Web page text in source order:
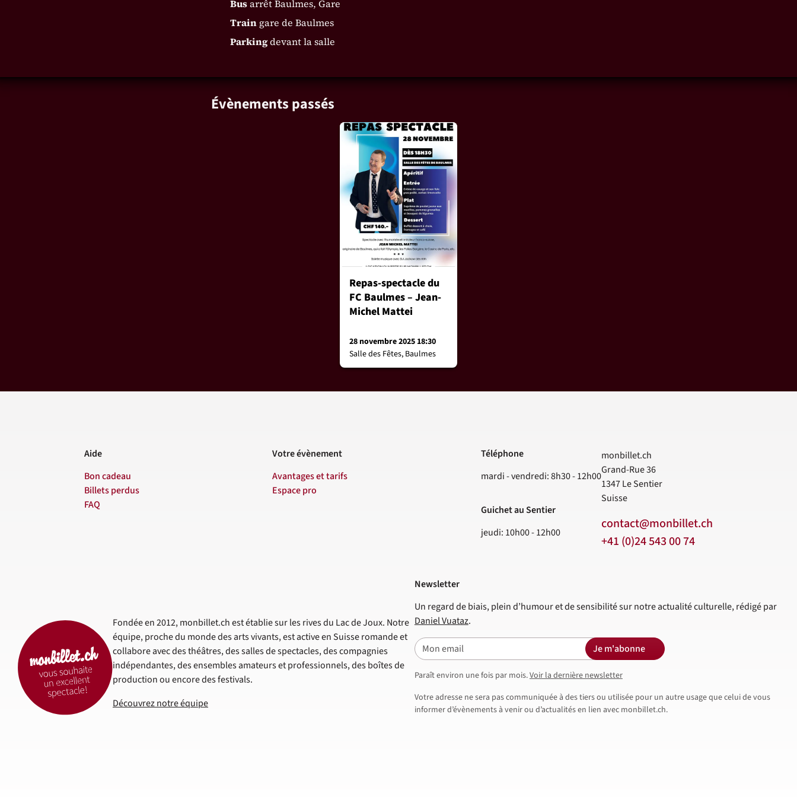
Busarrêt Baulmes, Gare
Train gare de Baulmes
Parkingdevant la salle
Évènements passés
Repas-spectacle du
FC Baulmes – Jean-
Michel Mattei
28 novembre 2025 18:30
Salle des Fêtes, Baulmes
Aide
Bon cadeau
Billets perdus
FAQ
Votre évènement
Avantages et tarifs
Espace pro
Contact
Téléphone
mardi - vendredi: 8h30 - 12h00
Guichet au Sentier
jeudi: 10h00 - 12h00
monbillet.ch
Grand-Rue 36
1347Le Sentier
Suisse
contact@monbillet.ch
+41 (0)24 543 00 74
Fondée en 2012, monbillet.ch est établie sur les rives du Lac de Joux. Notre
équipe, proche du monde des arts vivants, est active en Suisse romande et
collabore avec des théâtres, des salles de spectacles, des compagnies
indépendantes, des ensembles amateurs et professionnels, des boîtes de
production ou encore des festivals.
Découvrez notre équipe
Newsletter
Un regard de biais, plein d’humour et de sensibilité sur notre actualité culturelle, rédigé par
Daniel Vuataz.
E-mail
Je m'abonne
Paraît environ une fois par mois.Voir la dernière newsletter
Votre adresse ne sera pas communiquée à des tiers ou utilisée pour un autre usage que celui de vous
informer d’évènements à venir ou d’actualités en lien avec monbillet.ch.